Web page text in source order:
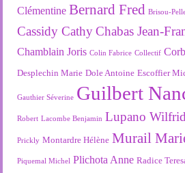
Clémentine Bernard Fred Brisou-
Cassidy Cathy Chabas Jean-
Chamblain Joris Colin Fabrice Collectif
Desplechin Marie Dole Antoine Escoffier
Gauthier Séverine Guilbert
Robert Lacombe Benjamin Lupano Wilfrid
Prickly Montardre Hélène Murail
Piquemal Michel Plichota Anne Radice